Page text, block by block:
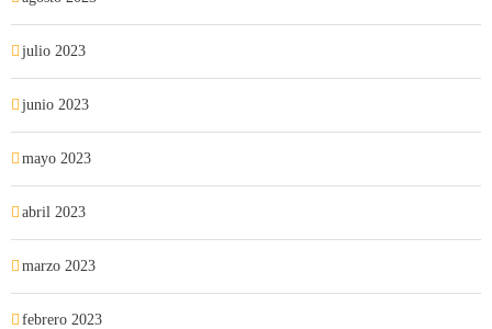
julio 2023
junio 2023
mayo 2023
abril 2023
marzo 2023
febrero 2023